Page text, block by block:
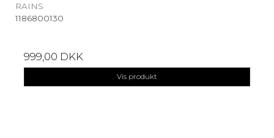
RAINS
1186800130
999,00 DKK
Vis produkt